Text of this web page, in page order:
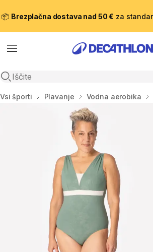
📦 Brezplačna dostava nad 50 € za
Meni
Odpri iskanje
Domov
Vsi športi Plavanje Vodna aerobika